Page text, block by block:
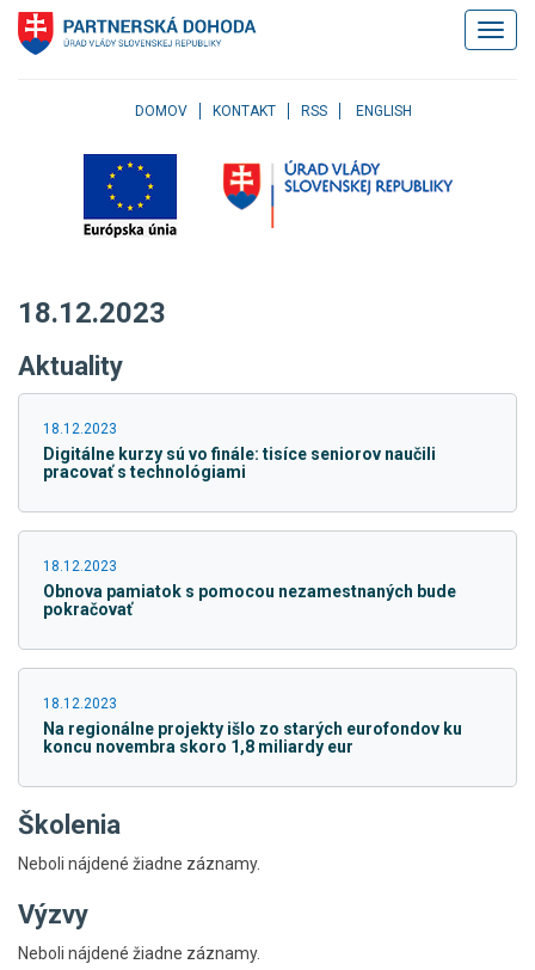
Klávesové
skratky
Skočiť
menu
na
Skočiť
pätičku
stránky
DOMOV KONTAKT RSS ENGLISH
18.12.2023
Aktuality
18.12.2023
Digitálne kurzy sú vo finále: tisíce seniorov naučili
pracovať s technológiami
18.12.2023
Obnova pamiatok s pomocou nezamestnaných bude
pokračovať
18.12.2023
Na regionálne projekty išlo zo starých eurofondov ku
koncu novembra skoro 1,8 miliardy eur
Školenia
Neboli nájdené žiadne záznamy.
Výzvy
Neboli nájdené žiadne záznamy.